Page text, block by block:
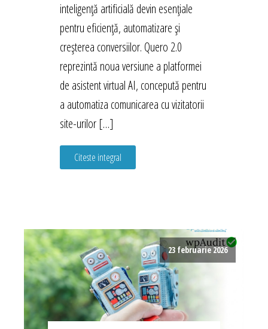
inteligență artificială devin esențiale
pentru eficiență, automatizare și
creșterea conversiilor. Quero 2.0
reprezintă noua versiune a platformei
de asistent virtual AI, concepută pentru
a automatiza comunicarea cu vizitatorii
site-urilor […]
Citeste integral
23 februarie 2026